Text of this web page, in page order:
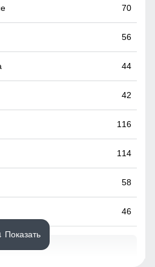
в вертикальном положении, что
защиту от ветра и холода,
более расслабленного и
70
56
44
42
116
114
58
46
↓ Показать